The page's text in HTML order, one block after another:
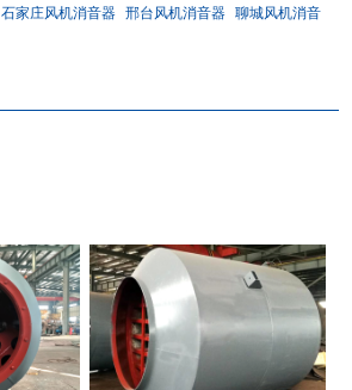
石家庄风机消音器 邢台风机消音器 聊城风机消音